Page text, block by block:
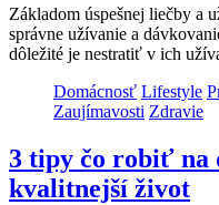
Základom úspešnej liečby a
správne užívanie a
dôležité je nestratiť v ich
Domácnosť Lifestyle
Zaujímavosti Zdravie
3 tipy čo robiť na
kvalitnejší život